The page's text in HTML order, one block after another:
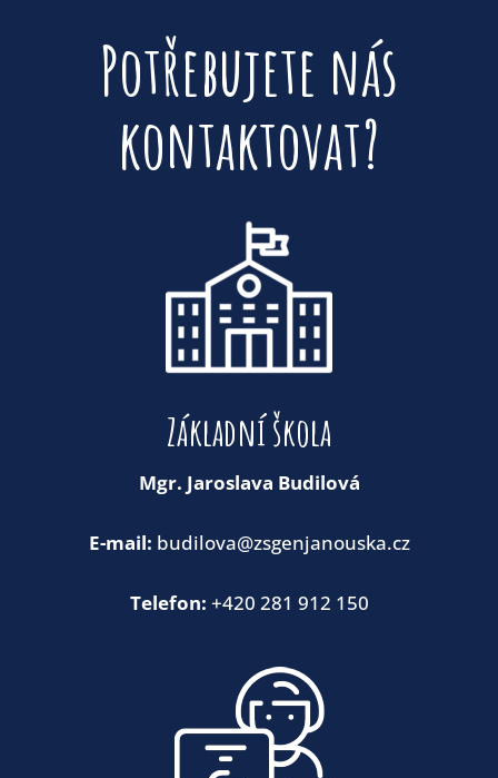
Potřebujete nás
kontaktovat?
Základní škola
Mgr. Jaroslava Budilová
E-mail: budilova@zsgenjanouska.cz
Telefon: +420 281 912 150